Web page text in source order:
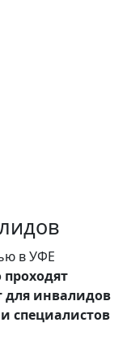
для инвалидов
специалистов